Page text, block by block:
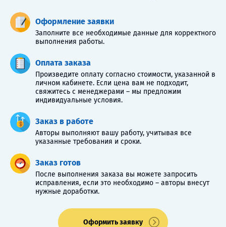
Оформление заявки
Заполните все необходимые данные для корректного
выполнения работы.
Оплата заказа
Произведите оплату согласно стоимости, указанной в
личном кабинете. Если цена вам не подходит,
свяжитесь с менеджерами – мы предложим
индивидуальные условия.
Заказ в работе
Авторы выполняют вашу работу, учитывая все
указанные требования и сроки.
Заказ готов
После выполнения заказа вы можете запросить
исправления, если это необходимо – авторы внесут
нужные доработки.
Оформить заявку